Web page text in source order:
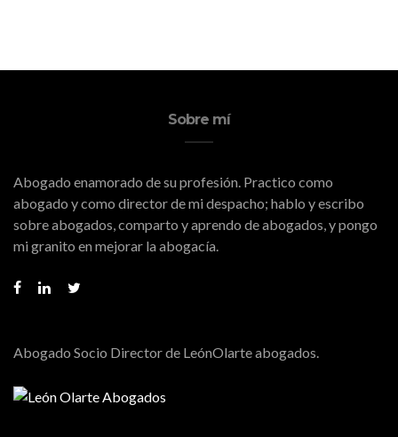
Sobre mí
Abogado enamorado de su profesión. Practico como
abogado y como director de mi despacho; hablo y escribo
sobre abogados, comparto y aprendo de abogados, y pongo
mi granito en mejorar la abogacía.
Abogado Socio Director de LeónOlarte abogados.